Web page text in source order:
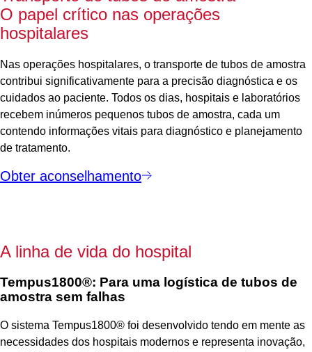
O papel crítico nas operações
hospitalares
Nas operações hospitalares, o transporte de tubos de amostra
contribui significativamente para a precisão diagnóstica e os
cuidados ao paciente. Todos os dias, hospitais e laboratórios
recebem inúmeros pequenos tubos de amostra, cada um
contendo informações vitais para diagnóstico e planejamento
de tratamento.
Obter aconselhamento
A linha de vida do hospital
Tempus1800®: Para uma logística de tubos de
amostra sem falhas
O sistema Tempus1800® foi desenvolvido tendo em mente as
necessidades dos hospitais modernos e representa inovação,